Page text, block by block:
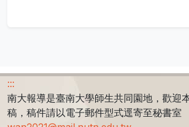
:::
南大報導是臺南大學師生共同園地，歡迎
稿，稿件請以電子郵件型式逕寄至秘書室